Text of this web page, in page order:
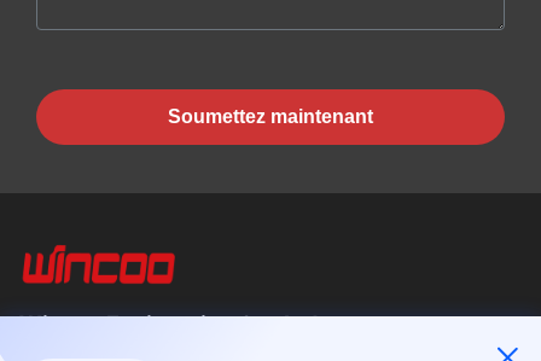
Soumettez maintenant
Wincoo Engineering Co., Ltd.